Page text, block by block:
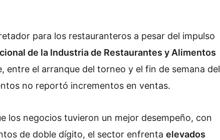
para los restauranteros a pesar del impulso
de la Industria de Restaurantes y Alimentos
entre el arranque del torneo y el fin de semana del
no reportó incrementos en ventas.
los negocios tuvieron un mejor desempeño, con
de doble dígito, el sector enfrenta elevados